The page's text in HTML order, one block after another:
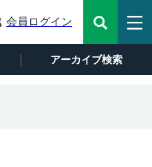
会員ログイン
アーカイブ検索